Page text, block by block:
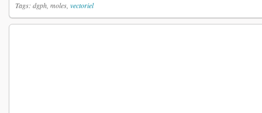
Tags: dgph, moles, vectoriel